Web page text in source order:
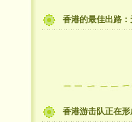
香港的最佳出路
香港游击队正在形